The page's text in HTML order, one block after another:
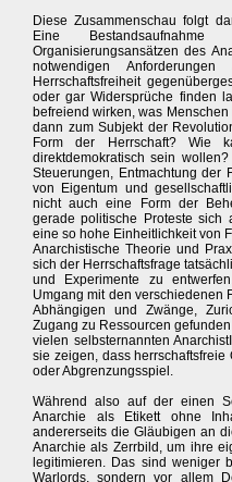
Diese Zusammenschau folgt
Eine
Organisierungsansätzen des
notwendigen
Herrschaftsfreiheit
oder gar Widersprüche finden
befreiend wirken, was
dann zum Subjekt der
Form der Herrschaft? Wie
direktdemokratisch sein
Steuerungen, Entmachtung der
von Eigentum und
nicht auch eine Form der
gerade politische Proteste sich
eine so hohe Einheitlichkeit von
Anarchistische Theorie und
sich der Herrschaftsfrage
und Experimente zu
Umgang mit den verschiedenen
Abhängigen und Zwänge,
Zugang zu Ressourcen
vielen selbsternannten
sie zeigen, dass
oder Abgrenzungsspiel.
Während also auf der einen
Anarchie als Etikett ohne
andererseits die Gläubigen an
Anarchie als Zerrbild, um ihre
legitimieren. Das sind weniger
Warlords, sondern vor allem